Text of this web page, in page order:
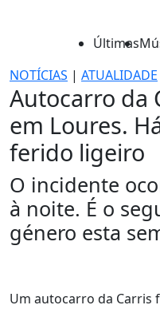
Últimas
NOTÍCIAS | ATUALIDADE
Autocarro da
em Loures.
ferido ligeiro
O incidente
à noite. É o
género esta
Um autocarro da Carris